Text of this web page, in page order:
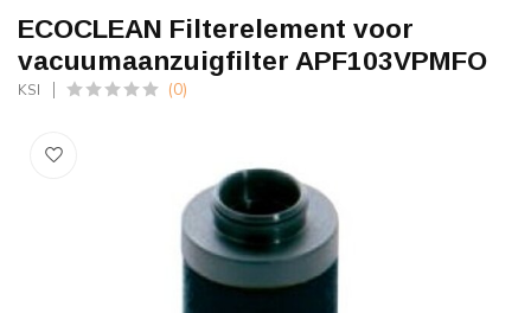
ECOCLEAN Filterelement voor
vacuumaanzuigfilter APF103VPMFO
KSI (0)